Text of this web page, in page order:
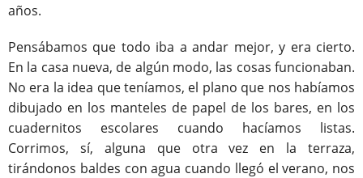
años.
Pensábamos que todo iba a andar mejor, y era cierto.
En la casa nueva, de algún modo, las cosas funcionaban.
No era la idea que teníamos, el plano que nos habíamos
dibujado en los manteles de papel de los bares, en los
cuadernitos escolares cuando hacíamos listas.
Corrimos, sí, alguna que otra vez en la terraza,
tirándonos baldes con agua cuando llegó el verano, nos